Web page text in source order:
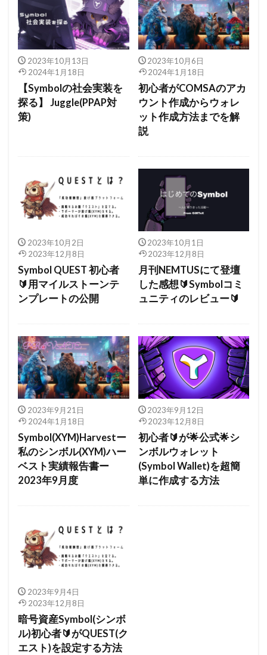
2023年10月13日
2024年1月18日
【Symbolの社会実装を
探る】 Juggle(PPAP対
策)
2023年10月6日
2024年1月18日
初心者がCOMSAのアカ
ウント作成からウォレ
ット作成方法までを解
説
2023年10月2日
2023年12月8日
Symbol QUEST 初心者
🔰用マイルストーンテ
ンプレートの公開
2023年10月1日
2023年12月8日
月刊NEMTUSにて登壇
した感想🔰Symbolコミ
ュニティのレビュー🔰
2023年9月21日
2024年1月18日
Symbol(XYM)Harvestー
私のシンボル(XYM)ハー
ベスト実績報告書ー
2023年9月度
2023年9月12日
2023年12月8日
初心者🔰が🌟公式🌟シ
ンボルウォレット
(Symbol Wallet)を超簡
単に作成する方法
2023年9月4日
2023年12月8日
暗号資産Symbol(シンボ
ル)初心者🔰がQUEST(ク
エスト)を設定する方法